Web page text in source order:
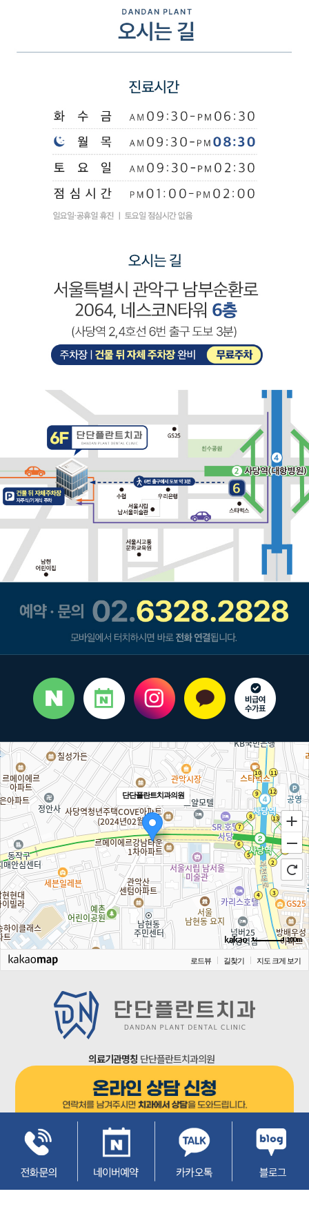
단단플란트치과의원
100m
로드뷰 길찾기 지도 크게 보기
의료기관명칭 단단플란트치과의원
183-22-01591 대표자명문찬웅 TEL
COPYRIGHT(c) 2022 DANDAN PLANT DENTAL. ALL Rights Reserved.
개인정보처리방침 이메일무단수집거부 비급여수가표